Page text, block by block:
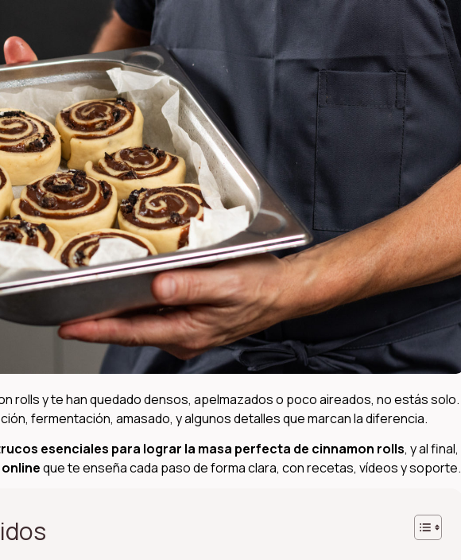
rolls y te han quedado densos, apelmazados o poco aireados, no estás solo.
fermentación, amasado, y algunos detalles que marcan la diferencia.
esenciales para lograr la masa perfecta de cinnamon rolls, y al final,
que te enseña cada paso de forma clara, con recetas, vídeos y soporte.